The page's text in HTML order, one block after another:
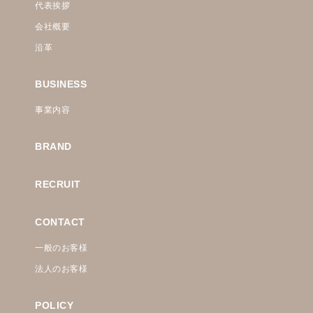
代表挨拶
会社概要
沿革
BUSINESS
事業内容
BRAND
RECRUIT
CONTACT
一般のお客様
法人のお客様
POLICY